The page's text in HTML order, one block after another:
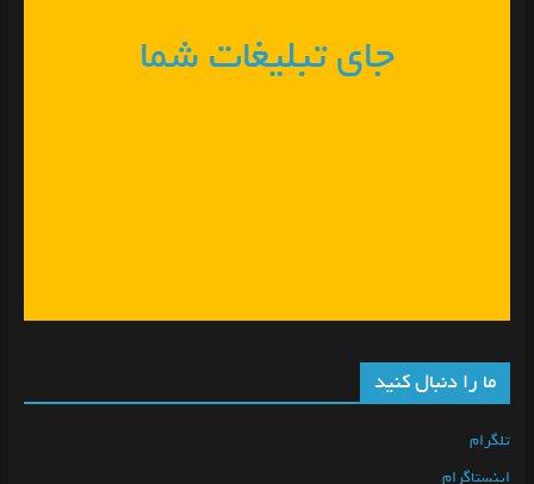
جای تبلیغات شما
ما را دنبال کنید
تلگرام
اینستاگرام